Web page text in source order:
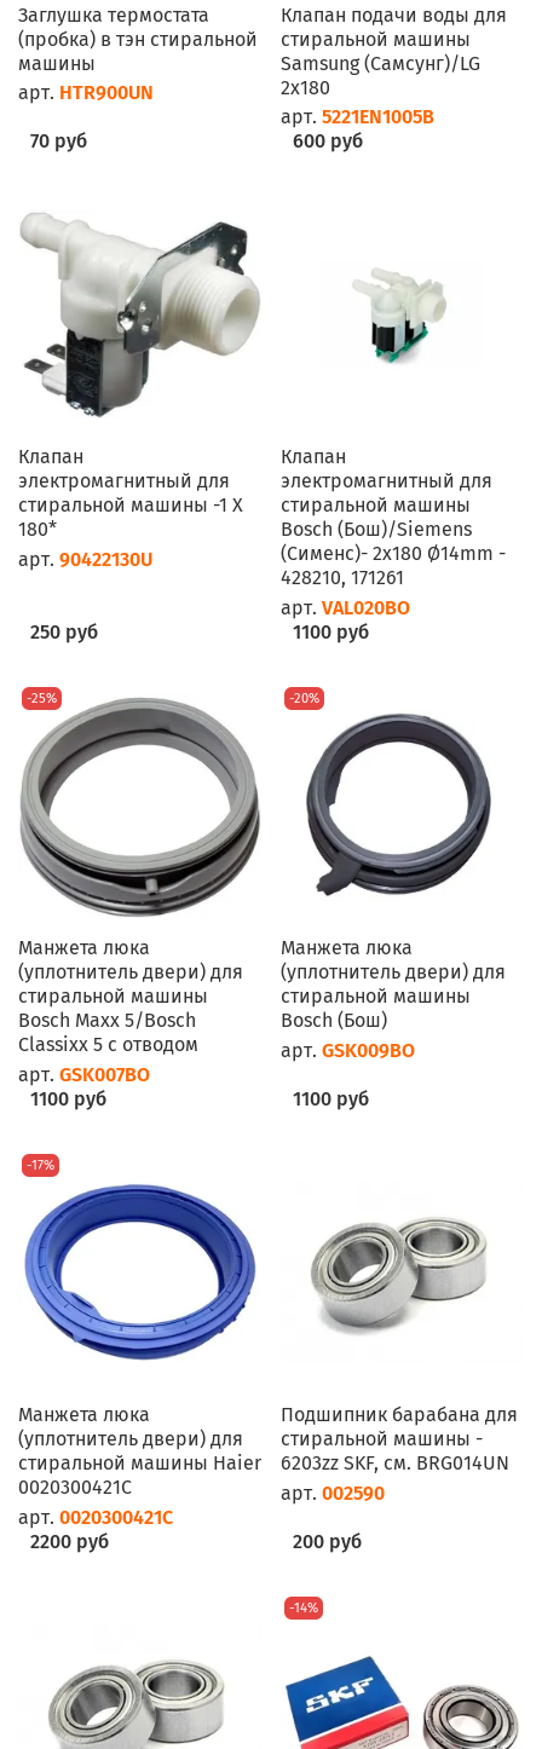
Заглушка термостата
(пробка) в тэн стиральной
машины
арт. HTR900UN
70 руб
Клапан подачи воды для
стиральной машины
Samsung (Самсунг)/LG
2x180
арт. 5221EN1005B
600 руб
Клапан
электромагнитный для
стиральной машины -1 Х
180*
арт. 90422130U
250 руб
Клапан
электромагнитный для
стиральной машины
Bosch (Бош)/Siemens
(Сименс)- 2x180 Ø14mm -
428210, 171261
арт. VAL020BO
1100 руб
-25%
Манжета люка
(уплотнитель двери) для
стиральной машины
Bosch Maxx 5/Bosch
Classixx 5 с отводом
арт. GSK007BO
1100 руб
-20%
Манжета люка
(уплотнитель двери) для
стиральной машины
Bosch (Бош)
арт. GSK009BO
1100 руб
-17%
Манжета люка
(уплотнитель двери) для
стиральной машины Haier
0020300421C
арт. 0020300421C
2200 руб
Подшипник барабана для
стиральной машины -
6203zz SKF, см. BRG014UN
арт. 002590
200 руб
-14%